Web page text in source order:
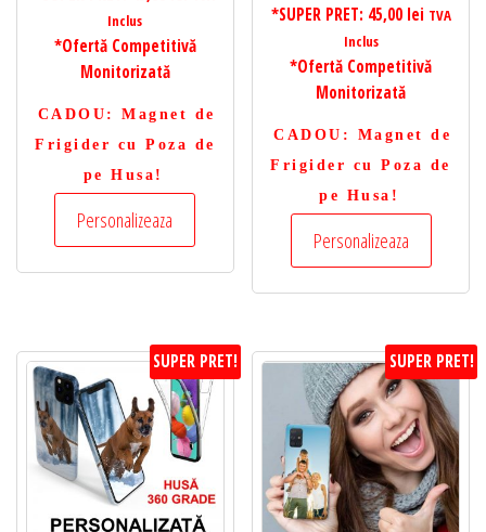
Inclus
*Ofertă Competitivă
Monitorizată
CADOU : Magnet de
Frigider cu Poza de
pe Husa!
Personalizeaza
*SUPER PRET: 45,00 lei TVA
Inclus
*Ofertă Competitivă
Monitorizată
CADOU : Magnet de
Frigider cu Poza de
pe Husa!
Personalizeaza
SUPER PRET! SUPER PRET!